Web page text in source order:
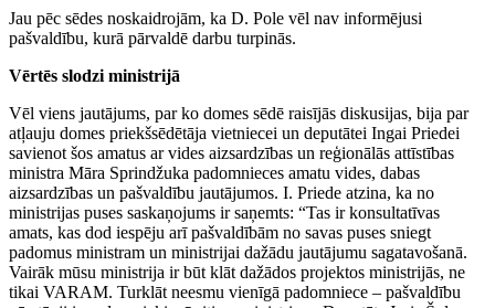
Jau pēc sēdes noskaidrojām, ka D. Pole vēl nav informējusi
pašvaldību, kurā pārvaldē darbu turpinās.
Vērtēs slodzi ministrijā
Vēl viens jautājums, par ko domes sēdē raisījās diskusijas, bija par
atļauju domes priekšsēdētāja vietniecei un deputātei Ingai Priedei
savienot šos amatus ar vides aizsardzības un reģionālās attīstības
ministra Māra Sprindžuka padomnieces amatu vides, dabas
aizsardzības un pašvaldību jautājumos. I. Priede atzina, ka no
ministrijas puses saskaņojums ir saņemts: “Tas ir konsultatīvas
amats, kas dod iespēju arī pašvaldībām no savas puses sniegt
padomus ministram un ministrijai dažādu jautājumu sagatavošanā.
Vairāk mūsu ministrija ir būt klāt dažādos projektos ministrijās, ne
tikai VARAM. Turklāt neesmu vienīgā padomniece – pašvaldību